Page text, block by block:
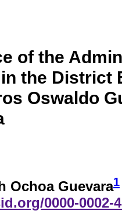
of the
the District
Oswaldo
Ochoa Guevara1
0000-0002-